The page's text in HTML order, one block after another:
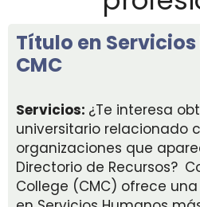
Título en
CMC
Servicios: ¿Te interesa
universitario relacionado
organizaciones que
Directorio de Recursos?
College (CMC) ofrece